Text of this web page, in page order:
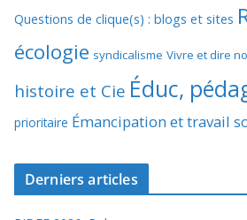
Questions de clique(s) : blogs et sites
écologie syndicalisme Vivre et dire
histoire et Cie Éduc,
prioritaire Émancipation et travail
Derniers articles